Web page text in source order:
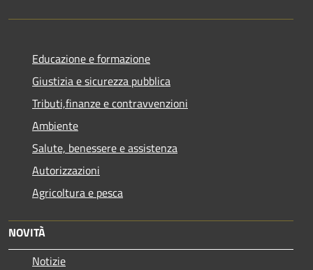
Educazione e formazione
Giustizia e sicurezza pubblica
Tributi,finanze e contravvenzioni
Ambiente
Salute, benessere e assistenza
Autorizzazioni
Agricoltura e pesca
NOVITÀ
Notizie